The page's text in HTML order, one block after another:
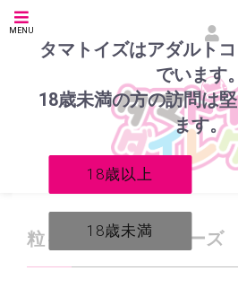
タマトイズはアダルト
でいます。
18歳未満の方の訪問は
ます。
18歳以上
18歳未満
MENU
粒々Ｗレールスクイーズ